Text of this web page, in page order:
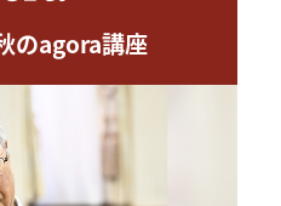
のagora講座